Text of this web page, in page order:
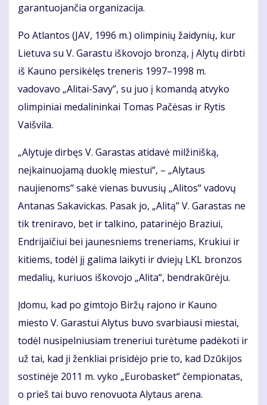
garantuojančia organizacija.
Po Atlantos (JAV, 1996 m.) olimpinių žaidynių, kur
Lietuva su V. Garastu iškovojo bronzą, į Alytų dirbti
iš Kauno persikėlęs treneris 1997–1998 m.
vadovavo „Alitai-Savy”, su juo į komandą atvyko
olimpiniai medalininkai Tomas Pačėsas ir Rytis
Vaišvila.
„Alytuje dirbęs V. Garastas atidavė milžinišką,
neįkainuojamą duoklę miestui“, – „Alytaus
naujienoms“ sakė vienas buvusių „Alitos“ vadovų
Antanas Sakavickas. Pasak jo, „Alitą” V. Garastas ne
tik treniravo, bet ir talkino, patarinėjo Braziui,
Endrijaičiui bei jaunesniems treneriams, Krukiui ir
kitiems, todėl jį galima laikyti ir dviejų LKL bronzos
medalių, kuriuos iškovojo „Alita“, bendrakūrėju.
Įdomu, kad po gimtojo Biržų rajono ir Kauno
miesto V. Garastui Alytus buvo svarbiausi miestai,
todėl nusipelniusiam treneriui turėtume padėkoti ir
už tai, kad ji ženkliai prisidėjo prie to, kad Dzūkijos
sostinėje 2011 m. vyko „Eurobasket“ čempionatas,
o prieš tai buvo renovuota Alytaus arena.